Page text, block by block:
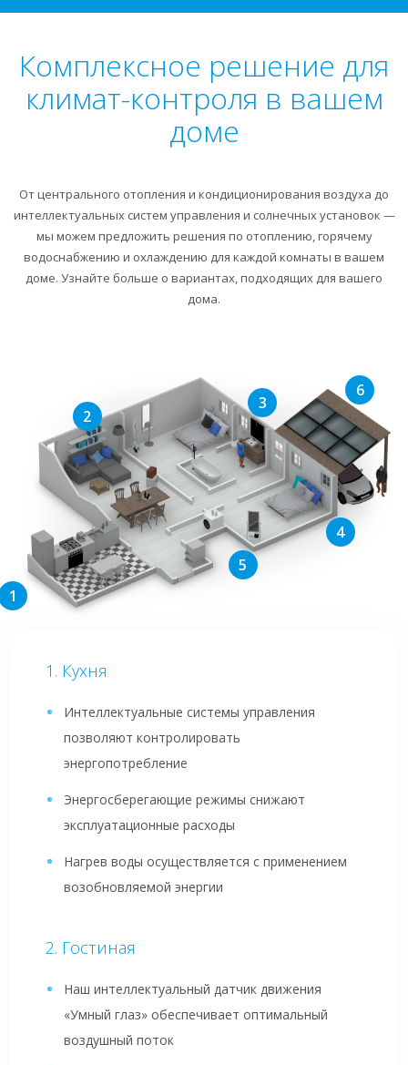
Комплексное решение для
климат-контроля в вашем
доме
От центрального отопления и кондиционирования воздуха до
интеллектуальных систем управления и солнечных установок —
мы можем предложить решения по отоплению, горячему
водоснабжению и охлаждению для каждой комнаты в вашем
доме. Узнайте больше о вариантах, подходящих для вашего
дома.
Кухня
Интеллектуальные системы управления
позволяют контролировать
энергопотребление
Энергосберегающие режимы снижают
эксплуатационные расходы
Нагрев воды осуществляется с применением
возобновляемой энергии
Гостиная
Наш интеллектуальный датчик движения
«Умный глаз» обеспечивает оптимальный
воздушный поток